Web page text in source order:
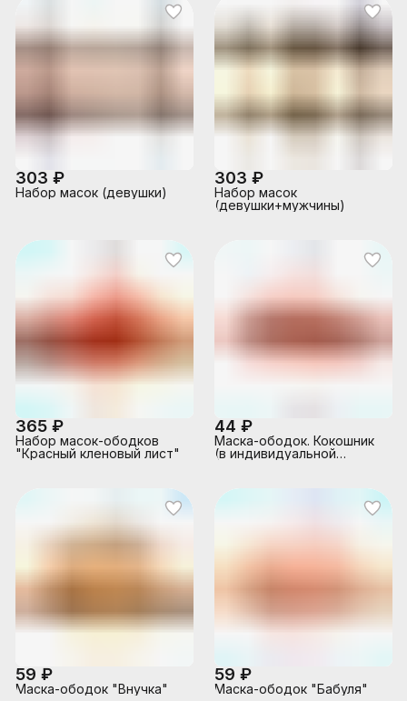
303 ₽
Набор масок (девушки)
303 ₽
Набор масок
(девушки+мужчины)
365 ₽
Набор масок-ободков
"Красный кленовый лист"
44 ₽
Маска-ободок. Кокошник
(в индивидуальной
59 ₽
Маска-ободок "Внучка"
59 ₽
Маска-ободок "Бабуля"